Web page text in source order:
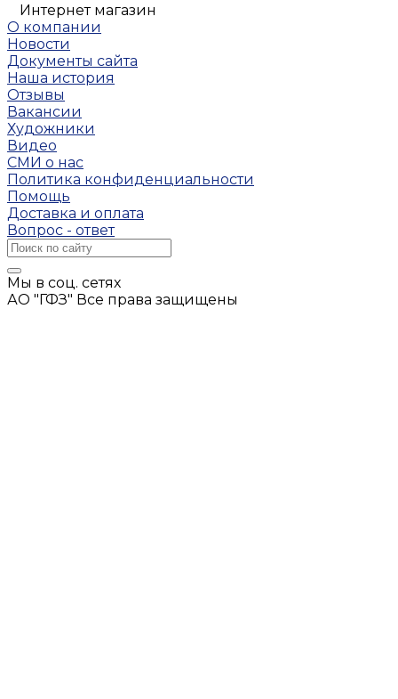
Интернет магазин
О компании
Новости
Документы сайта
Наша история
Отзывы
Вакансии
Художники
Видео
СМИ о нас
Политика конфиденциальности
Помощь
Доставка и оплата
Вопрос - ответ
Мы в соц. сетях
АО "ГФЗ" Все права защищены